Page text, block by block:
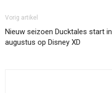
Vorig artikel
Nieuw seizoen Ducktales start in
augustus op Disney XD